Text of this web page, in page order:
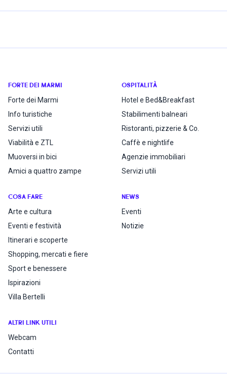
FORTE DEI MARMI
Forte dei Marmi
Info turistiche
Servizi utili
Viabilità e ZTL
Muoversi in bici
Amici a quattro zampe
OSPITALITÀ
Hotel e Bed&Breakfast
Stabilimenti balneari
Ristoranti, pizzerie & Co.
Caffè e nightlife
Agenzie immobiliari
Servizi utili
COSA FARE
Arte e cultura
Eventi e festività
Itinerari e scoperte
Shopping, mercati e fiere
Sport e benessere
Ispirazioni
Villa Bertelli
NEWS
Eventi
Notizie
ALTRI LINK UTILI
Webcam
Contatti